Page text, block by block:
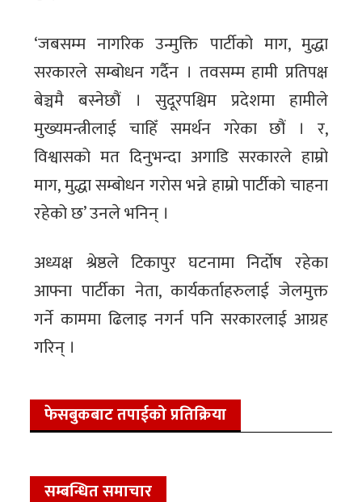
‘जबसम्म नागरिक उन्मुक्ति पार्टीको माग, मुद्धा
सरकारले सम्बोधन गर्दैन । तवसम्म हामी प्रतिपक्ष
बेञ्चमै बस्नेछौं । सुदूरपश्चिम प्रदेशमा हामीले
मुख्यमन्त्रीलाई चाहिँ समर्थन गरेका छौं । र,
विश्वासको मत दिनुभन्दा अगाडि सरकारले हाम्रो
माग, मुद्धा सम्बोधन गरोस भन्ने हाम्रो पार्टीको चाहना
रहेको छ’ उनले भनिन् ।
अध्यक्ष श्रेष्ठले टिकापुर घटनामा निर्दोष रहेका
आफ्ना पार्टीका नेता, कार्यकर्ताहरुलाई जेलमुक्त
गर्ने काममा ढिलाइ नगर्न पनि सरकारलाई आग्रह
गरिन् ।
फेसबुकबाट तपाईको प्रतिक्रिया
सम्बन्धित समाचार